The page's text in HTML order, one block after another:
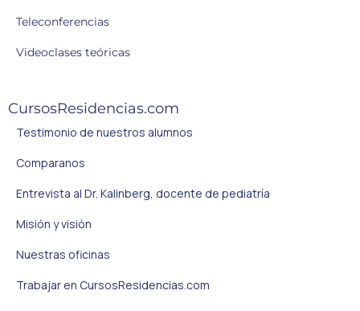
Teleconferencias
Videoclases teóricas
CursosResidencias.com
Testimonio de nuestros alumnos
Comparanos
Entrevista al Dr. Kalinberg, docente de pediatría
Misión y visión
Nuestras oficinas
Trabajar en CursosResidencias.com